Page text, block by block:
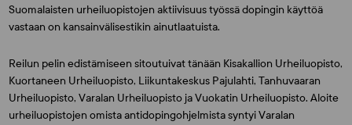
Suomalaisten urheiluopistojen aktiivisuus työssä dopingin käyttöä
vastaan on kansainvälisestikin ainutlaatuista.
Reilun pelin edistämiseen sitoutuivat tänään Kisakallion Urheiluopisto,
Kuortaneen Urheiluopisto, Liikuntakeskus Pajulahti, Tanhuvaaran
Urheiluopisto, Varalan Urheiluopisto ja Vuokatin Urheiluopisto. Aloite
urheiluopistojen omista antidopingohjelmista syntyi Varalan